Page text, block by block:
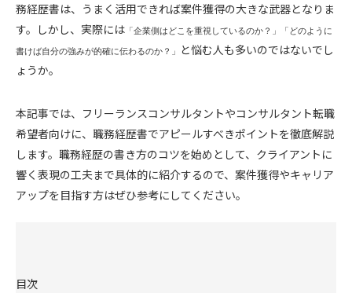
務経歴書は、うまく活用できれば案件獲得の大きな武器となりま
す。しかし、実際には 「企業側はどこを重視しているのか？」「どのように
書けば自分の強みが的確に伝わるのか？」 と悩む人も多いのではないでし
ょうか。
本記事では、フリーランスコンサルタントやコンサルタント転職
希望者向けに、職務経歴書でアピールすべきポイントを徹底解説
します。職務経歴の書き方のコツを始めとして、クライアントに
響く表現の工夫まで具体的に紹介するので、案件獲得やキャリア
アップを目指す方はぜひ参考にしてください。
目次